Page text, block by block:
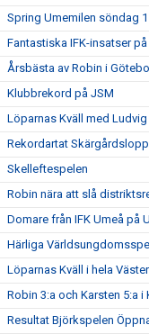
Spring Umemilen söndag
Fantastiska IFK-insatser
Årsbästa av Robin i
Klubbrekord på JSM
Löparnas Kväll med
Rekordartat Skärgårdslopp
Skelleftespelen
Robin nära att slå
Domare från IFK Umeå på
Härliga
Löparnas Kväll i hela
Robin 3:a och Karsten 5:a i
Resultat Björkspelen